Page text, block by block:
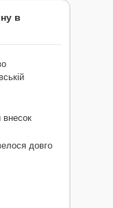
в
внесок
довго